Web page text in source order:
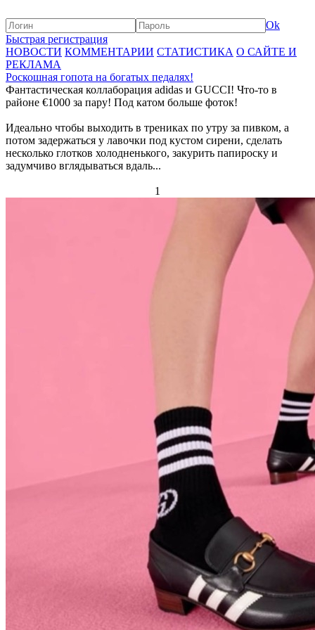
Ok
Быстрая регистрация
НОВОСТИ КОММЕНТАРИИ СТАТИСТИКА О САЙТЕ И
РЕКЛАМА
Роскошная гопота на богатых педалях!
Фантастическая коллаборация adidas и GUCCI! Что-то в
районе €1000 за пару! Под катом больше фоток!
Идеально чтобы выходить в трениках по утру за пивком, а
потом задержаться у лавочки под кустом сирени, сделать
несколько глотков холодненького, закурить папироску и
задумчиво вглядываться вдаль...
1